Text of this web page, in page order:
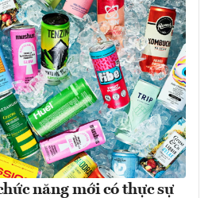
năng mới có thực sự